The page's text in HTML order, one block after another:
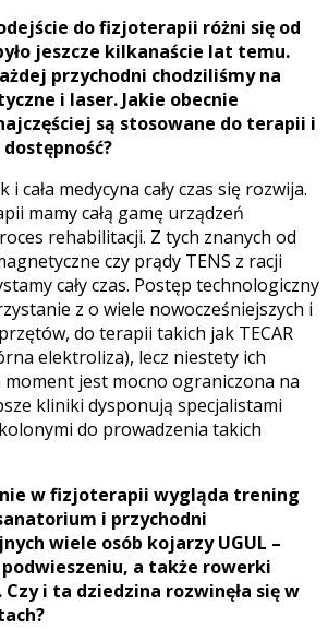
do fizjoterapii różni się od
jeszcze kilkanaście lat temu.
przychodni chodziliśmy na
i laser. Jakie obecnie
są stosowane do terapii i
i cała medycyna cały czas się rozwija.
mamy całą gamę urządzeń
rehabilitacji. Z tych znanych od
czy prądy TENS z racji
cały czas. Postęp technologiczny
z o wiele nowocześniejszych i
do terapii takich jak TECAR
elektroliza), lecz niestety ich
jest mocno ograniczona na
kliniki dysponują specjalistami
do prowadzenia takich
w fizjoterapii wygląda trening
i przychodni
wiele osób kojarzy UGUL –
a także rowerki
Czy i ta dziedzina rozwinęła sięw